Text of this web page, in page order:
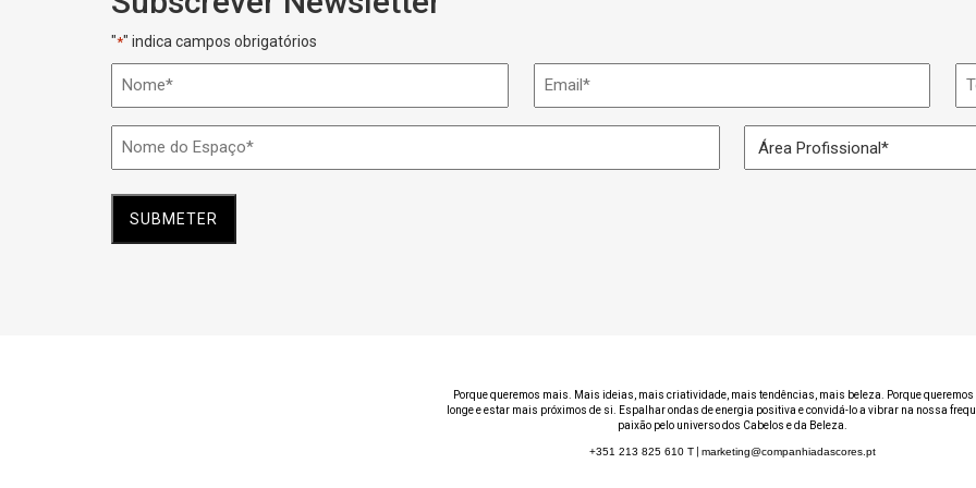
"*" indica campos obrigatórios
Nome Email
Nome
do
Área
Profissional
Porque queremos mais. Mais ideias, mais criatividade, mais tendências, mais beleza. Porque
longe e estar mais próximos de si. Espalhar ondas de energia positiva e convidá-lo a vibrar na nossa
paixão pelo universo dos Cabelos e da Beleza.
+351 213 825 610 T| marketing@companhiadascores.pt